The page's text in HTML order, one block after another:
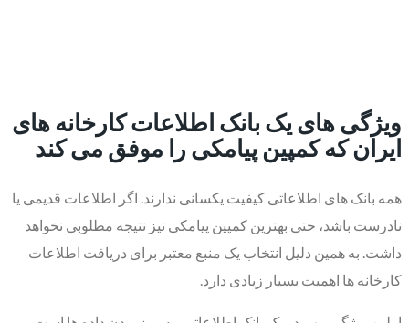
ویژگی های یک بانک اطلاعات کارخانه های
ایران که کمپین پیامکی را موفق می کند
همه بانک های اطلاعاتی کیفیت یکسانی ندارند. اگر اطلاعات قدیمی یا
نادرست باشد، حتی بهترین کمپین پیامکی نیز نتیجه مطلوبی نخواهد
داشت. به همین دلیل انتخاب یک منبع معتبر برای دریافت اطلاعات
کارخانه ها اهمیت بسیار زیادی دارد.